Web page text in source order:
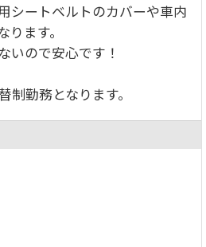
シートベルトのカバーや車内
ます。
いので安心です！
制勤務となります。